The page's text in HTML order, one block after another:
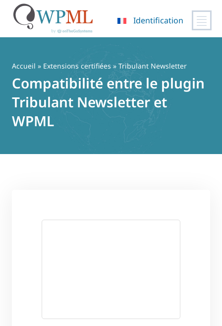
contenu
Identification
Accueil » Extensions certifiées » Tribulant Newsletter
Compatibilité entre le plugin
Tribulant Newsletter et
WPML